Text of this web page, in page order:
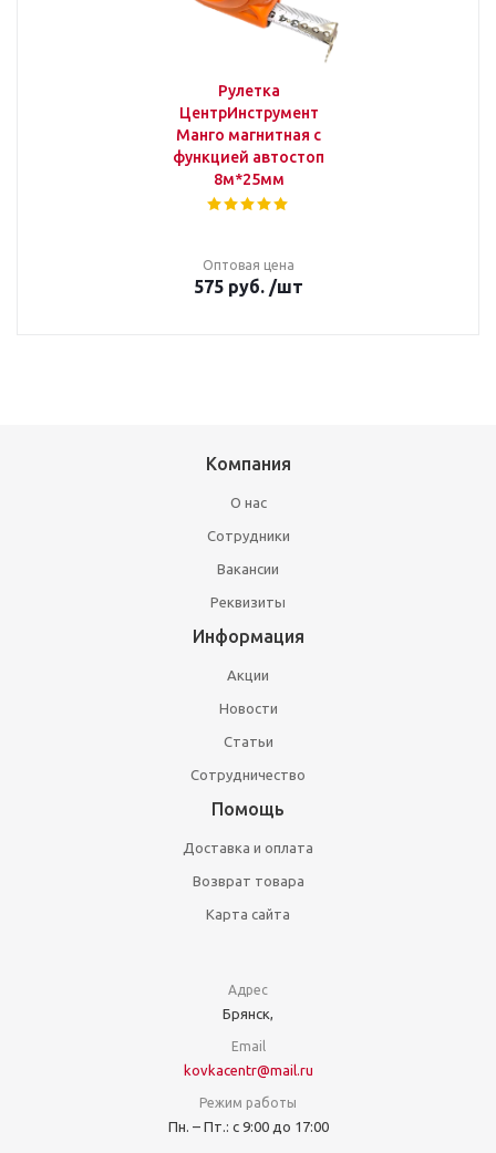
Рулетка
ЦентрИнструмент
Манго магнитная с
функцией автостоп
8м*25мм
Оптовая цена
575 руб. /шт
Компания
О нас
Сотрудники
Вакансии
Реквизиты
Информация
Акции
Новости
Статьи
Сотрудничество
Помощь
Доставка и оплата
Возврат товара
Карта сайта
Адрес
Брянск,
Email
kovkacentr@mail.ru
Режим работы
Пн. – Пт.: с 9:00 до 17:00